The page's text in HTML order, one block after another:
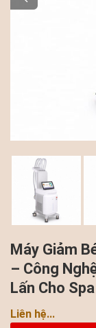
Máy Giảm
– Công
Lấn Cho
Liên hệ...